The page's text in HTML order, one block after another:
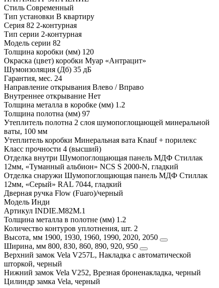
Стиль Современный
Тип установки В квартиру
Серия 82 2-контурная
Тип серии 2-контурная
Модель серии 82
Толщина коробки (мм) 120
Окраска (цвет) коробки Муар «Антрацит»
Шумоизоляция (Дб) 35 дБ
Гарантия, мес. 24
Направление открывания Влево / Вправо
Внутреннее открывание Нет
Толщина металла в коробке (мм) 1.2
Толщина полотна (мм) 97
Утеплитель полотна 2 слоя шумопоглощающей минеральной
ваты, 100 мм
Утеплитель коробки Минеральная вата Knauf + порилекс
Класс прочности 4 (высший)
Отделка внутри Шумопоглощающая панель МДФ Стиллак
12мм, «Туманный альбион» NCS S 2000-N, гладкий
Отделка снаружи Шумопоглощающая панель МДФ Стиллак
12мм, «Серый» RAL 7044, гладкий
Дверная ручка Flow (Fuaro)/черный
Модель Инди
Артикул INDIE.M82M.1
Толщина металла в полотне (мм) 1.2
Количество контуров уплотнения, шт. 2
Высота, мм 1900, 1930, 1960, 1990, 2020, 2050
Ширина, мм 800, 830, 860, 890, 920, 950
Верхний замок Vela V257L, Накладка с автоматической
шторкой, черный
Нижний замок Vela V252, Врезная броненакладка, черный
Цилиндр замка Vela, черный